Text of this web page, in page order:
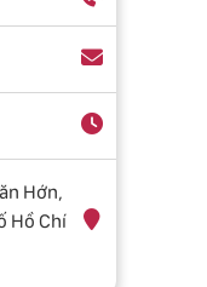
Hớn,
Hồ Chí